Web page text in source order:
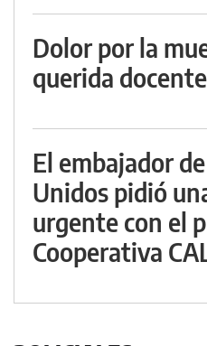
Dolor por la
querida
El embajador
Unidos pidió
urgente con el
Cooperativa